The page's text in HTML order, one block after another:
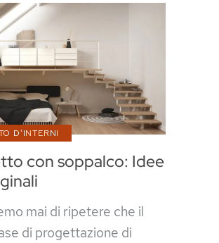
con soppalco: Idee
D'INTERNI
mai di ripetere che il
di progettazione di